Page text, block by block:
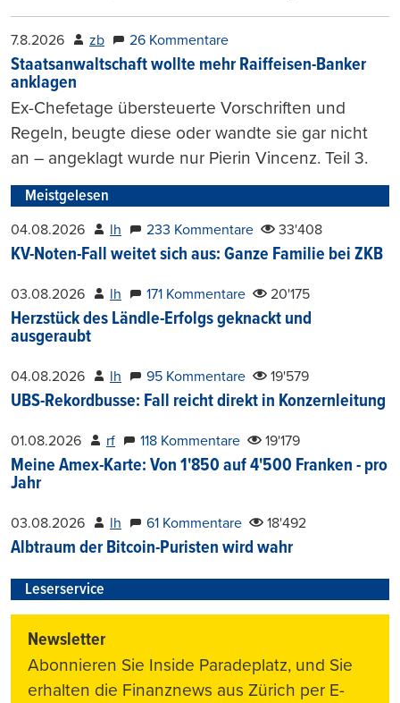
7.8.2026 zb 26 Kommentare
Staatsanwaltschaft wollte mehr Raiffeisen-Banker
anklagen
Ex-Chefetage übersteuerte Vorschriften und
Regeln, beugte diese oder wandte sie gar nicht
an – angeklagt wurde nur Pierin Vincenz. Teil 3.
Meistgelesen
04.08.2026 lh 233 Kommentare 33'408
KV-Noten-Fall weitet sich aus: Ganze Familie bei ZKB
03.08.2026 lh 171 Kommentare 20'175
Herzstück des Ländle-Erfolgs geknackt und
ausgeraubt
04.08.2026 lh 95 Kommentare 19'579
UBS-Rekordbusse: Fall reicht direkt in Konzernleitung
01.08.2026 rf 118 Kommentare 19'179
Meine Amex-Karte: Von 1'850 auf 4'500 Franken - pro
Jahr
03.08.2026 lh 61 Kommentare 18'492
Albtraum der Bitcoin-Puristen wird wahr
Leserservice
Newsletter
Abonnieren Sie Inside Paradeplatz, und Sie
erhalten die Finanznews aus Zürich per E-